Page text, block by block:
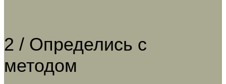
2 / Определись с
методом